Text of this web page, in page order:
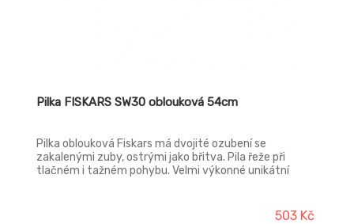
Pilka FISKARS SW30 oblouková 54cm
Pilka oblouková Fiskars má dvojité ozubení se
zakalenými zuby, ostrými jako břitva. Pila řeže při
tlačném i tažném pohybu. Velmi výkonné unikátní
503 Kč